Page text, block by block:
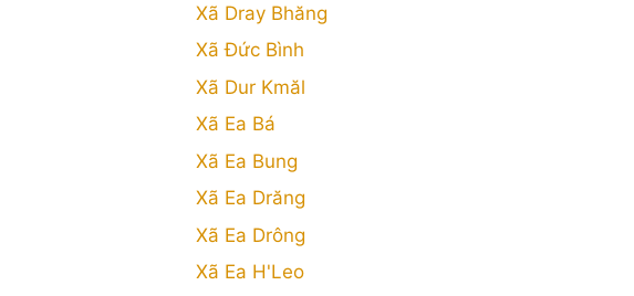
Xã Dray Bhăng
Xã Đức Bình
Xã Dur Kmăl
Xã Ea Bá
Xã Ea Bung
Xã Ea Drăng
Xã Ea Drông
Xã Ea H'Leo